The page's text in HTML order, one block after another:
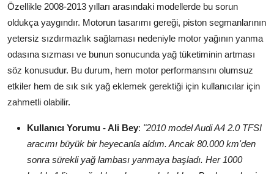
Multimedya & Elektronik
Özellikle 2008-2013 yılları arasındaki modellerde bu sorun
oldukça yaygındır. Motorun tasarımı gereği, piston segmanlarının
yetersiz sızdırmazlık sağlaması nedeniyle motor yağının yanma
odasına sızması ve bunun sonucunda yağ tüketiminin artması
söz konusudur. Bu durum, hem motor performansını olumsuz
etkiler hem de sık sık yağ eklemek gerektiği için kullanıcılar için
zahmetli olabilir.
Kullanıcı Yorumu - Ali Bey: "2010 model Audi A4 2.0 TFSI
aracımı büyük bir heyecanla aldım. Ancak 80.000 km'den
sonra sürekli yağ lambası yanmaya başladı. Her 1000